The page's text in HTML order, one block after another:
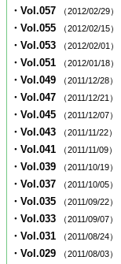
・Vol.057 （2012/02/29）
・Vol.055 （2012/02/15）
・Vol.053 （2012/02/01）
・Vol.051 （2012/01/18）
・Vol.049 （2011/12/28）
・Vol.047 （2011/12/21）
・Vol.045 （2011/12/07）
・Vol.043 （2011/11/22）
・Vol.041 （2011/11/09）
・Vol.039 （2011/10/19）
・Vol.037 （2011/10/05）
・Vol.035 （2011/09/22）
・Vol.033 （2011/09/07）
・Vol.031 （2011/08/24）
・Vol.029 （2011/08/03）